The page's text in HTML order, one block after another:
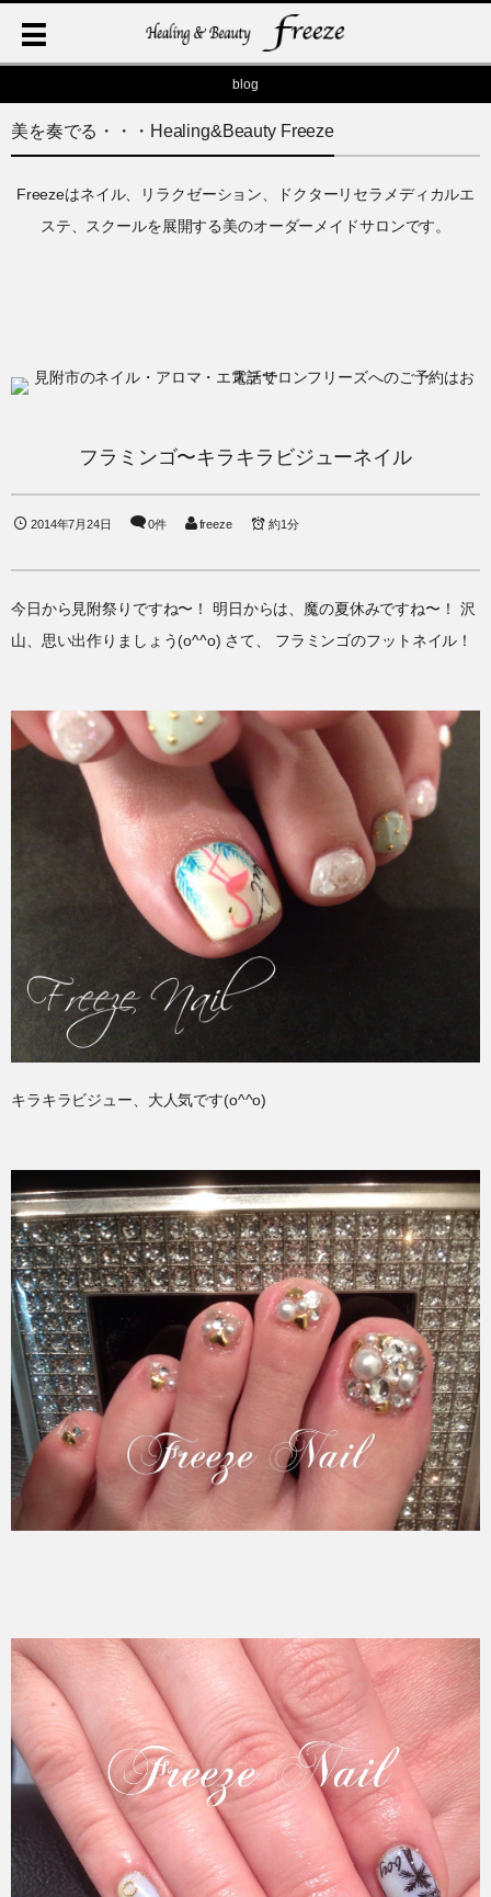
blog
美を奏でる・・・Healing&Beauty Freeze
Freezeはネイル、リラクゼーション、ドクターリセラメディカルエ
ステ、スクールを展開する美のオーダーメイドサロンです。
フラミンゴ〜キラキラビジューネイル
2014年7月24日 0件 freeze 約1分
今日から見附祭りですね〜！ 明日からは、魔の夏休みですね〜！ 沢
山、思い出作りましょう(o^^o) さて、 フラミンゴのフットネイル！
キラキラビジュー、大人気です(o^^o)